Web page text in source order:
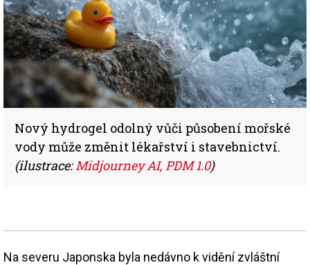
Nový hydrogel odolný vůči působení mořské
vody může změnit lékařství i stavebnictví.
(ilustrace:Midjourney AI, PDM 1.0)
Na severu Japonska byla nedávno k vidění zvláštní